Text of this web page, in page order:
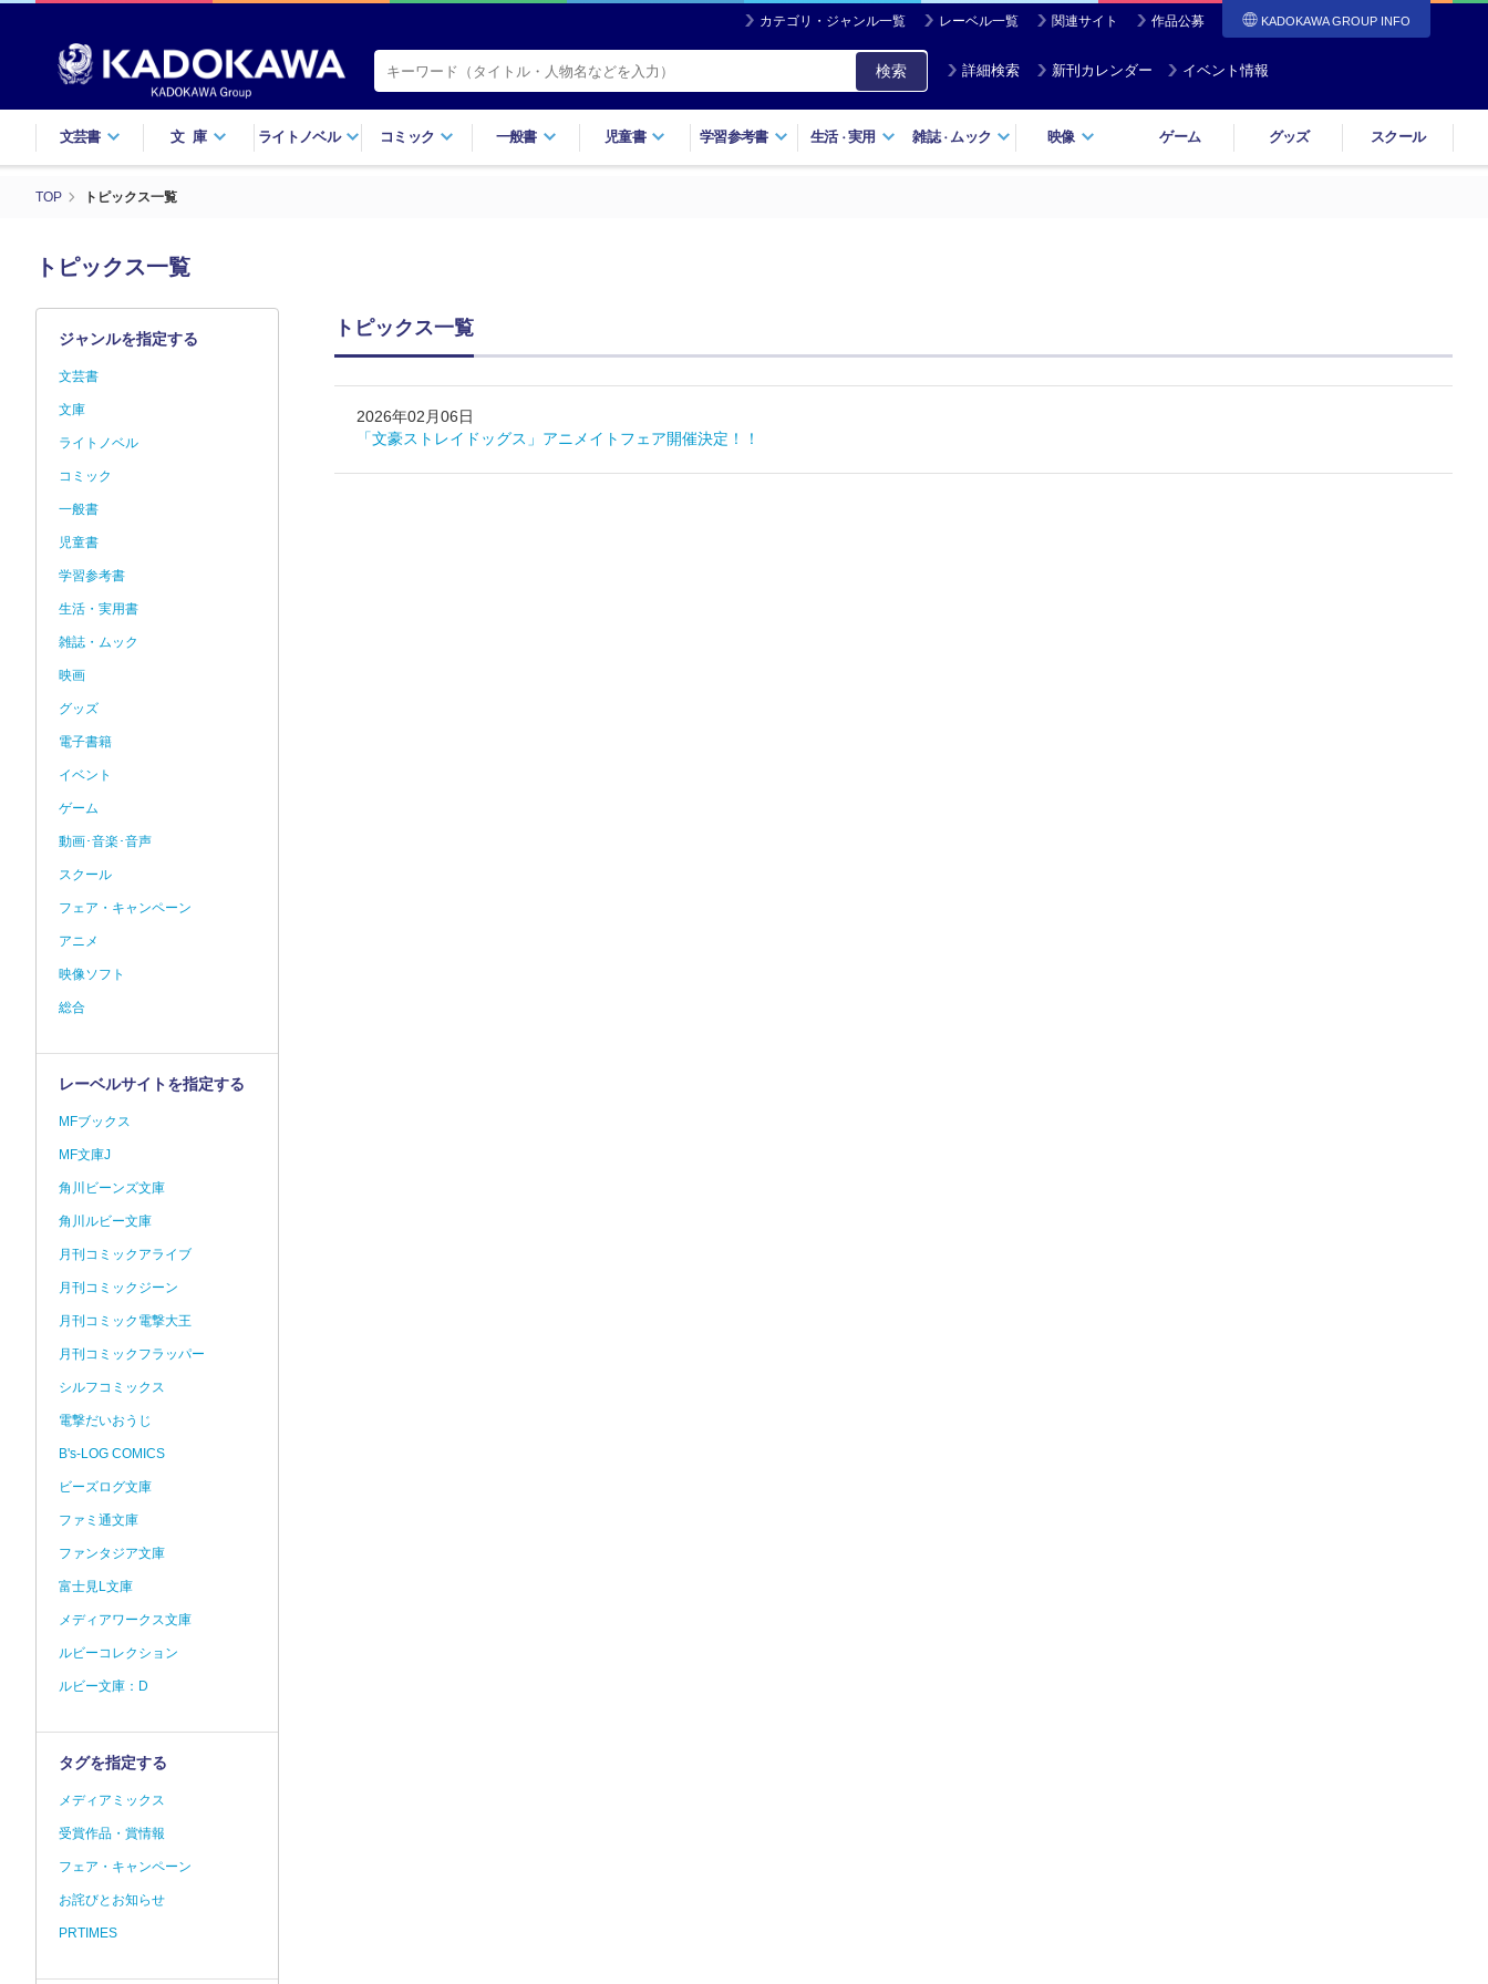
カテゴリ・ジャンル一覧 レーベル一覧 関連サイト 作品公募 KADOKAWA GROUP INFO
検索 詳細検索 新刊カレンダー イベント情報
文芸書 文庫 ライトノベル コミック 一般書 児童書 学習参考書 生活・実用 雑誌・ ムック 映像 ゲーム グッズ スクール
TOP トピックス一覧
トピックス一覧
トピックス一覧
2026年02月06日
「文豪ストレイドッグス」アニメイトフェア開催決定！！
ジャンルを指定する
文芸書
文庫
ライトノベル
コミック
一般書
児童書
学習参考書
生活・実用書
雑誌・ムック
映画
グッズ
電子書籍
イベント
ゲーム
動画･音楽･音声
スクール
フェア・キャンペーン
アニメ
映像ソフト
総合
レーベルサイトを指定する
MFブックス
MF文庫J
角川ビーンズ文庫
角川ルビー文庫
月刊コミックアライブ
月刊コミックジーン
月刊コミック電撃大王
月刊コミックフラッパー
シルフコミックス
電撃だいおうじ
B's-LOG COMICS
ビーズログ文庫
ファミ通文庫
ファンタジア文庫
富士見L文庫
メディアワークス文庫
ルビーコレクション
ルビー文庫：D
タグを指定する
メディアミックス
受賞作品・賞情報
フェア・キャンペーン
お詫びとお知らせ
PRTIMES